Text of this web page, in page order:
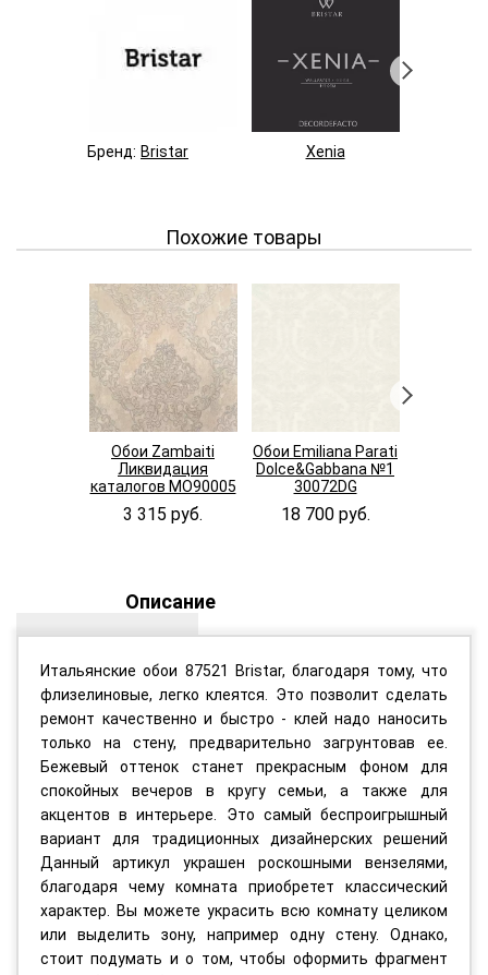
Бренд: Bristar Xenia
Похожие товары
Обои Zambaiti
Ликвидация
каталогов MO90005
3 315 руб.
Обои Emiliana Parati
Dolce&Gabbana №1
30072DG
18 700 руб.
Описание
Итальянские обои 87521 Bristar, благодаря тому, что
флизелиновые, легко клеятся. Это позволит сделать
ремонт качественно и быстро - клей надо наносить
только на стену, предварительно загрунтовав ее.
Бежевый оттенок станет прекрасным фоном для
спокойных вечеров в кругу семьи, а также для
акцентов в интерьере. Это самый беспроигрышный
вариант для традиционных дизайнерских решений
Данный артикул украшен роскошными вензелями,
благодаря чему комната приобретет классический
характер. Вы можете украсить всю комнату целиком
или выделить зону, например одну стену. Однако,
стоит подумать и о том, чтобы оформить фрагмент